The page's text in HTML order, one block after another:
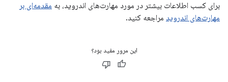
برای کسب اطلاعات بیشتر در مورد مهارت‌های اندروید، به مقدمه‌ای بر
مهارت‌های اندروید مراجعه کنید.
این مرور مفید بود؟